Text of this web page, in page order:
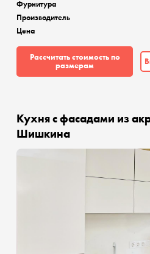
Фурнитура
Производитель
Цена
Рассчитать стоимость по
размерам
Кухня с фасадами из
Шишкина